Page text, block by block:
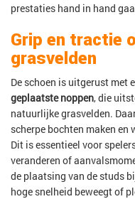
prestaties hand in hand
Grip en tractie
grasvelden
De schoen is uitgerust met
geplaatste noppen, die
natuurlijke grasvelden.
scherpe bochten maken
Dit is essentieel voor
veranderen of
de plaatsing van de studs
hoge snelheid beweegt of